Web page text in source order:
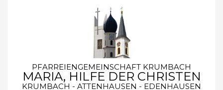
PFARREIENGEMEINSCHAFT KRUMBACH
MARIA, HILFE DER CHRISTEN
KRUMBACH - ATTENHAUSEN - EDENHAUSEN